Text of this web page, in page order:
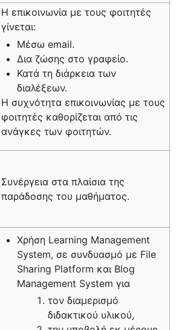
Η επικοινωνία με τους φοιτητές
γίνεται:
Μέσω email.
Δια ζώσης στο γραφείο.
Κατά τη διάρκεια των
διαλέξεων.
Η συχνότητα επικοινωνίας με τους
φοιτητές καθορίζεται από τις
ανάγκες των φοιτητών.
Συνέργεια στα πλαίσια της
παράδοσης του μαθήματος.
Χρήση Learning Management
System, σε συνδυασμό με File
Sharing Platform και Blog
Management System για
τον διαμερισμό
διδακτικού υλικού,